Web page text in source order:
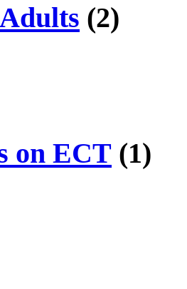
(2)
on ECT (1)